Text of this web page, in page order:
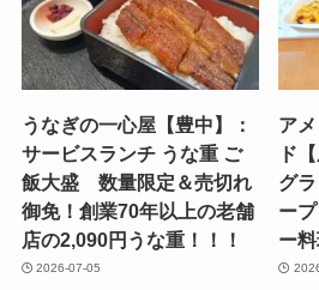
うなぎの一心屋【豊中】：
サービスランチ うな重 ご
飯大盛 数量限定＆売切れ
御免！創業70年以上の老舗
店の2,090円うな重！！！
2026-07-05
ア
ド
グ
ー
ー